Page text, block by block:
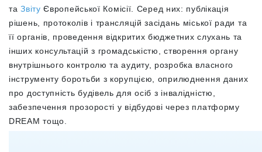
таЗвітуЄвропейської Комісії. Серед них: публікація
рішень, протоколів і трансляцій засідань міської ради та
її органів, проведення відкритих бюджетних слухань та
інших консультацій з громадськістю, створення органу
внутрішнього контролю та аудиту, розробка власного
інструменту боротьби з корупцією, оприлюднення даних
про доступність будівель для осіб з інвалідністю,
забезпечення прозорості у відбудові через платформу
DREAM тощо.